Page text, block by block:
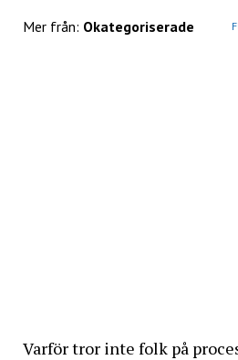
Mer från: Okategoriserade
Varför tror inte folk på